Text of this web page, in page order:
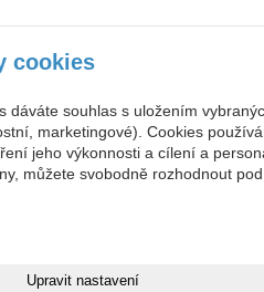
cookies
dáváte souhlas s uložením
marketingové). Cookies
jeho výkonnosti a cílení a
můžete svobodně rozhodnout
Upravit nastavení